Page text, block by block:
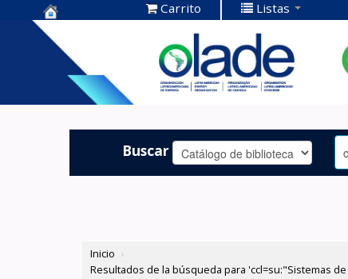
Centro de
Documentación
OLADE -
Carrito Listas
Buscar
Inicio ›
Resultados de la búsqueda para 'ccl=su:"Sistemas de